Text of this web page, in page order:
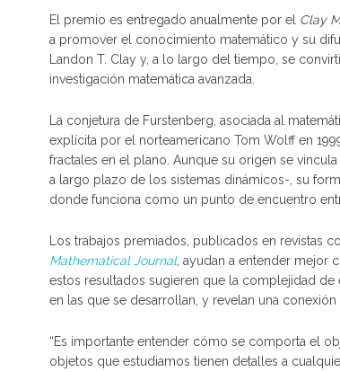
El premio es entregado anualmente por el Clay
a promover el conocimiento matemático y su
Landon T. Clay y, a lo largo del tiempo, se
investigación matemática avanzada.
La conjetura de Furstenberg, asociada al
explícita por el norteamericano Tom Wolff en
fractales en el plano. Aunque su origen se
a largo plazo de los sistemas dinámicos-, su
donde funciona como un punto de encuentro
Los trabajos premiados, publicados en revistas
Mathematical Journal, ayudan a entender mejor
estos resultados sugieren que la complejidad
en las que se desarrollan, y revelan una
“Es importante entender cómo se comporta el
objetos que estudiamos tienen detalles a